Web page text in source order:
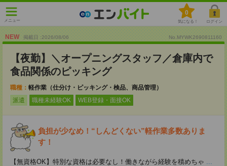
メニュー
0
気になる！ ログイン
NEW 掲載日 :2026/08/06 No.MYWK2690811160
【夜勤】＼オープニングスタッフ／倉庫内で
食品関係のピッキング
職種： 軽作業（仕分け・ピッキング・検品、商品管理）
派遣
職種未経験OK WEB登録・面接OK
負担が少なめ！“しんどくない”軽作業多数ありま
す！
【無資格OK】特別な資格は必要なし！働きながら経験を積めちゃ ...